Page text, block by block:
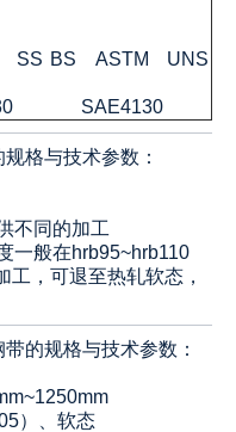
SS BS ASTM UNS
SAE4130
格与技术参数：
不同的加工
一般在hrb95~hrb110
可退至热轧软态，
的规格与技术参数：
）、软态